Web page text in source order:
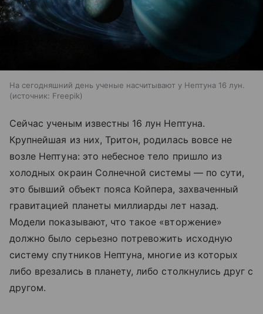
На сегодняшний день ученые насчитывают у Нептуна 16 лун.
источник: Freepik
Сейчас ученым известны 16 лун Нептуна.
Крупнейшая из них, Тритон, родилась вовсе не
возле Нептуна: это небесное тело пришло из
холодных окраин Солнечной системы — по сути,
это бывший объект пояса Койпера, захваченный
гравитацией планеты миллиарды лет назад.
Модели показывают, что такое «вторжение»
должно было серьезно потревожить исходную
систему спутников Нептуна, многие из которых
либо врезались в планету, либо столкнулись друг с
другом.